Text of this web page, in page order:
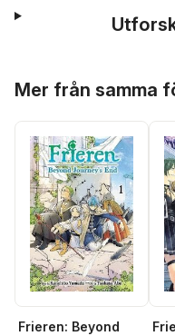
Mer från samma
Frieren: Beyond